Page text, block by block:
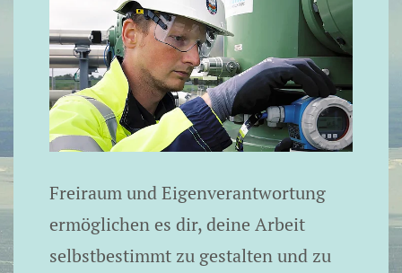
Freiraum und Eigenverantwortung
ermöglichen es dir, deine Arbeit
selbstbestimmt zu gestalten und zu